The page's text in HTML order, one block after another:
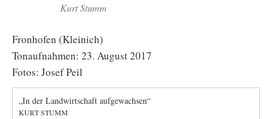
Kurt Stumm
Fronhofen (Kleinich)
Tonaufnahmen: 23. August 2017
Fotos: Josef Peil
„In der Landwirtschaft aufgewachsen“
KURT STUMM